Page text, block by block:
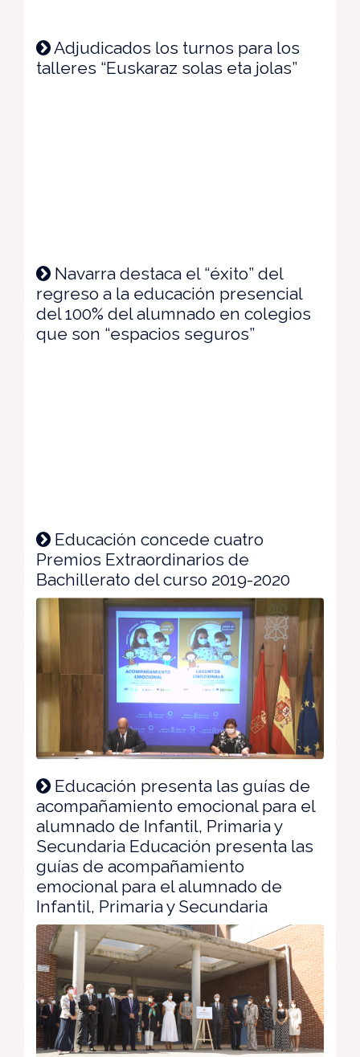
Adjudicados los turnos para los
talleres “Euskaraz solas eta jolas”
Navarra destaca el “éxito” del
regreso a la educación presencial
del 100% del alumnado en colegios
que son “espacios seguros”
Educación concede cuatro
Premios Extraordinarios de
Bachillerato del curso 2019-2020
Educación presenta las guías de
acompañamiento emocional para el
alumnado de Infantil, Primaria y
Secundaria Educación presenta las
guías de acompañamiento
emocional para el alumnado de
Infantil, Primaria y Secundaria